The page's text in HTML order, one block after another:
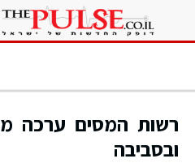
רשות המסים ערכה
ובסביבה